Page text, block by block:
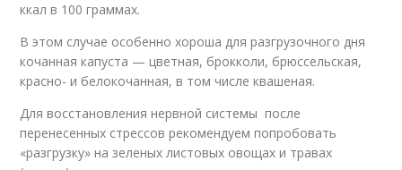
ккал в 100 граммах.
В этом случае особенно хороша для разгрузочного дня
кочанная капуста — цветная, брокколи, брюссельская,
красно- и белокочанная, в том числе квашеная.
Для восстановления нервной системы после
перенесенных стрессов рекомендуем попробовать
«разгрузку» на зеленых листовых овощах и травах